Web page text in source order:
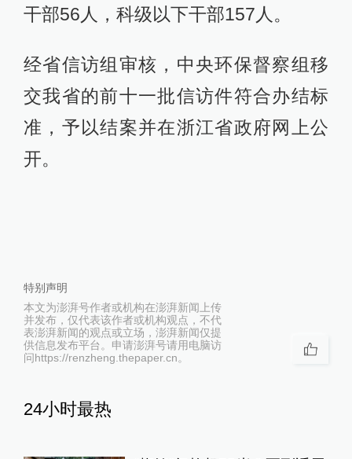
干部56人，科级以下干部157人。
经省信访组审核，中央环保督察组移
交我省的前十一批信访件符合办结标
准，予以结案并在浙江省政府网上公
开。
特别声明
本文为澎湃号作者或机构在澎湃新闻上传
并发布，仅代表该作者或机构观点，不代
表澎湃新闻的观点或立场，澎湃新闻仅提
供信息发布平台。申请澎湃号请用电脑访
问https://renzheng.thepaper.cn。
24小时最热